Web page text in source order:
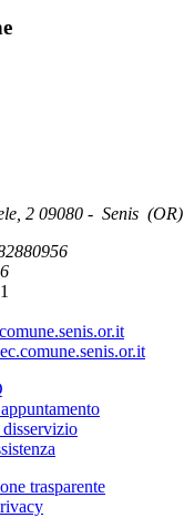
2 09080 - Senis (OR)
disservizio
trasparente